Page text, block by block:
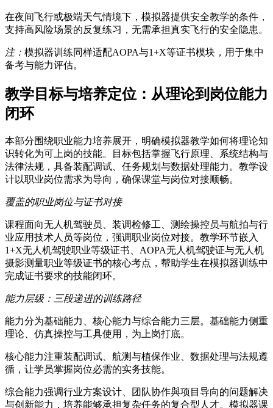
在夜间飞行或极端天气情境下，模拟器提供安全教学的条件，
支持高风险场景的反复练习，无需承担真实飞行的安全隐患。
注： 模拟器训练同样适配AOPA与1+X等证书模块，用于集中
备考与能力评估。
教学目标与培养定位：从理论到岗位能力
闭环
本部分围绕职业能力培养展开，明确模拟器教学如何将理论知
识转化为可上岗的技能。目标包括掌握飞行原理、系统结构与
法律法规，具备装配调试、任务规划与数据处理能力。教学设
计以职业岗位需求为导向，确保课堂与岗位对接顺畅。
覆盖的职业岗位与证书对接
课程面向无人机驾驶员、装调检修工、测绘操控员与航拍与行
业应用技术人员等岗位，强调职业岗位对接。教学环节嵌入
1+X无人机驾驶职业等级证书、AOPA无人机驾驶证与无人机
摄影测量职业等级证书的核心考点，帮助学生在模拟器训练中
完成证书要求的技能闭环。
能力层级：三段递进的训练路径
能力分为基础能力、核心能力与综合能力三层。基础能力侧重
理论、仿真操控与工具使用，为上岗打底。
核心能力注重装配调试、航测与植保作业、数据处理与法规遵
循，让学员掌握岗位必需的实务技能。
综合能力强调行业方案设计、团队协作與项目导向的问题解决
与创新能力，培养能够承担复杂任务的复合型人才。模拟器课